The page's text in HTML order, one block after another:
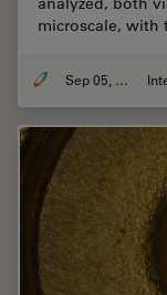
microscale, with
Sep 05, 2023